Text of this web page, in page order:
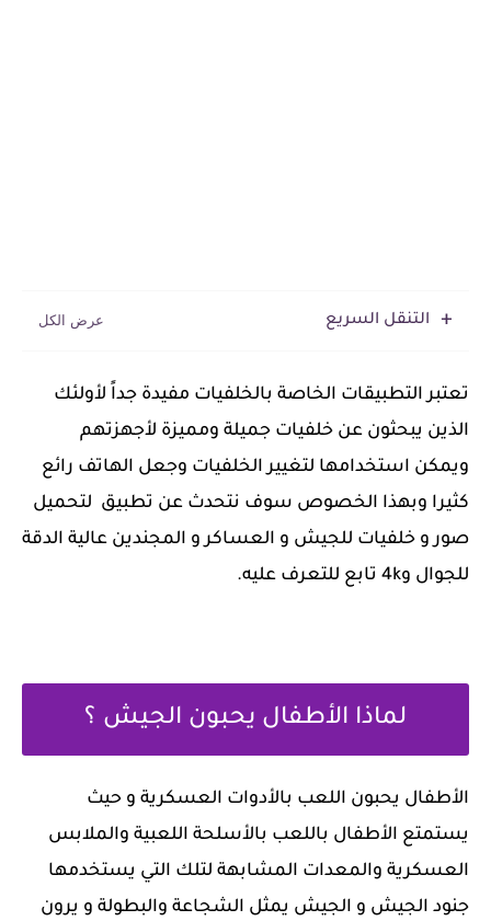
التنقل السريع
تعتبر التطبيقات الخاصة بالخلفيات مفيدة جداً لأولئك
الذين يبحثون عن خلفيات جميلة ومميزة لأجهزتهم
ويمكن استخدامها لتغيير الخلفيات وجعل الهاتف رائع
كثيرا وبهذا الخصوص سوف نتحدث عن تطبيق لتحميل
صور و خلفيات للجيش و العساكر و المجندين عالية الدقة
للجوال و4k تابع للتعرف عليه.
لماذا الأطفال يحبون الجيش ؟
الأطفال يحبون اللعب بالأدوات العسكرية و حيث
يستمتع الأطفال باللعب بالأسلحة اللعبية والملابس
العسكرية والمعدات المشابهة لتلك التي يستخدمها
جنود الجيش و الجيش يمثل الشجاعة والبطولة و يرون